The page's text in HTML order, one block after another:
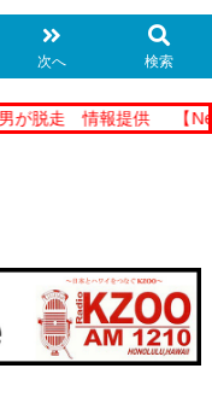
次へ 検索
脱走 情報提供 【News